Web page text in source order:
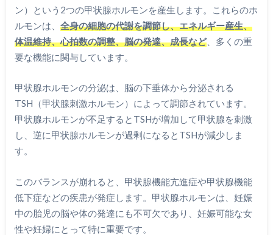
ン）という2つの甲状腺ホルモンを産生します。これらのホ
ルモンは、 全身の細胞の代謝を調節し、エネルギー産生、
体温維持、心拍数の調整、脳の発達、成長など、多くの重
要な機能に関与しています。
甲状腺ホルモンの分泌は、脳の下垂体から分泌される
TSH（甲状腺刺激ホルモン）によって調節されています。
甲状腺ホルモンが不足するとTSHが増加して甲状腺を刺激
し、逆に甲状腺ホルモンが過剰になるとTSHが減少しま
す。
このバランスが崩れると、甲状腺機能亢進症や甲状腺機能
低下症などの疾患が発症します。甲状腺ホルモンは、妊娠
中の胎児の脳や体の発達にも不可欠であり、妊娠可能な女
性や妊婦にとって特に重要です。